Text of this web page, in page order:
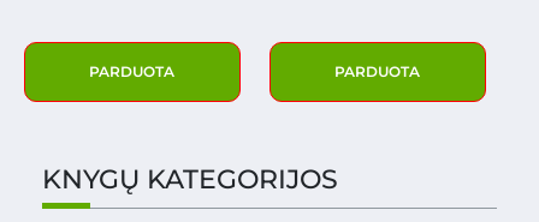
PARDUOTA PARDUOTA
KNYGŲ KATEGORIJOS